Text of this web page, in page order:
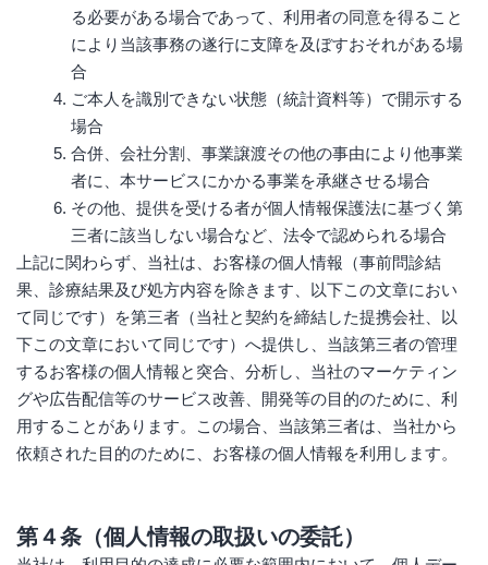
る必要がある場合であって、利用者の同意を得ること
により当該事務の遂行に支障を及ぼすおそれがある場
合
ご本⼈を識別できない状態（統計資料等）で開⽰する
場合
合併、会社分割、事業譲渡その他の事由により他事業
者に、本サービスにかかる事業を承継させる場合
その他、提供を受ける者が個⼈情報保護法に基づく第
三者に該当しない場合など、法令で認められる場合
上記に関わらず、当社は、お客様の個⼈情報（事前問診結
果、診療結果及び処方内容を除きます、以下この⽂章におい
て同じです）を第三者（当社と契約を締結した提携会社、以
下この⽂章において同じです）へ提供し、当該第三者の管理
するお客様の個⼈情報と突合、分析し、当社のマーケティン
グや広告配信等のサービス改善、開発等の⽬的のために、利
⽤することがあります。この場合、当該第三者は、当社から
依頼された⽬的のために、お客様の個⼈情報を利⽤します。
第４条（個人情報の取扱いの委託）